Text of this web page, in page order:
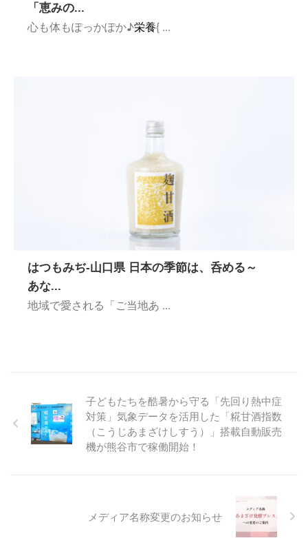
「恵みの...
心も体もぽっかぽか♪栄養{ ...
はつもみぢ-山口県 日本の季節は、呑める～
あな...
地域で愛される「ご当地あ ...
子どもたちを酷暑から守る「先回り熱中症
対策」気象データを活用した「糀甘酒指数
（こうじあまざけしすう）」搭載自動販売
機が熊谷市で稼働開始！
メディア名称変更のお知らせ